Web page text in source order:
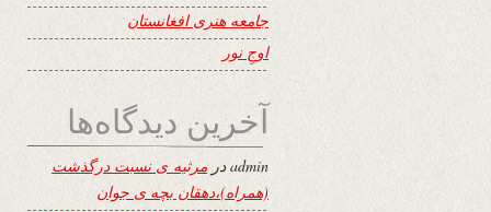
جامعه هنری افغانستان
اوجِ نور
آخرین دیدگاه‌ها
adminدر مرثیه ی نسبت درگذشت
(همراه)،دهقان بچه ی جوان